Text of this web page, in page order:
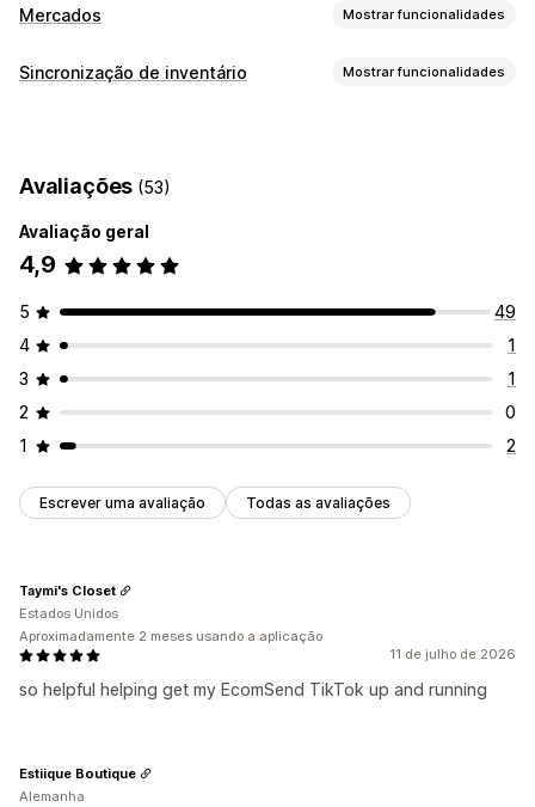
Mercados Mostrar funcionalidades
Gestão de listagens
Carregamento em lote
Gestão de encomendas
Processamento em vários locais
Aprovação de encomendas
Sincronização de encomendas
Sincronização de inventário Mostrar funcionalidades
SKUs Várias lojas
Em tempo real
Notificações e relatórios
Registos detalhados
Avaliações (53)
Avaliação geral
4,9
5
49
4
1
3
1
2
0
1
2
Escrever uma avaliação Todas as avaliações
11 de julho de 2026
so helpful helping get my EcomSend TikTok up and running
Taymi's Closet
Estados Unidos
Aproximadamente 2 meses usando a aplicação
Estiique Boutique
Alemanha